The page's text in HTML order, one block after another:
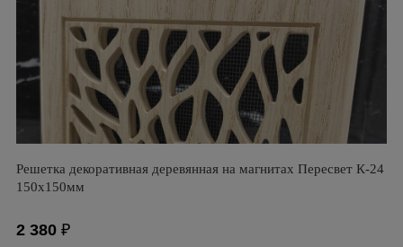
Решетка декоративная деревянная на магнитах Пересвет К-24
150х150мм
2 380 ₽